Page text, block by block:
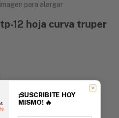
para alargar
12 hoja curva truper
¡SUSCRIBITE HOY
MISMO! 🔥